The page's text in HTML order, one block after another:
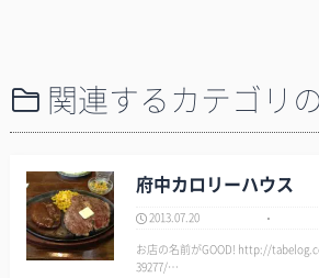
関連するカテゴリ
府中カロリーハウス
2013.07.20
お店の名前がGOOD! http://tabelog.com/tokyo/A1326/A132602/130
39277/…